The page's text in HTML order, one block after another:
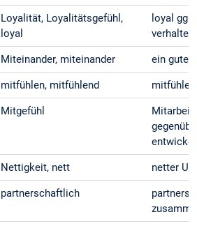
Loyalität, Loyalitätsgefühl,
loyal
loyal
verhalten
Miteinander, miteinander ein
mitfühlen, mitfühlend
Mitgefühl
Nettigkeit, nett netter
partnerschaftlich